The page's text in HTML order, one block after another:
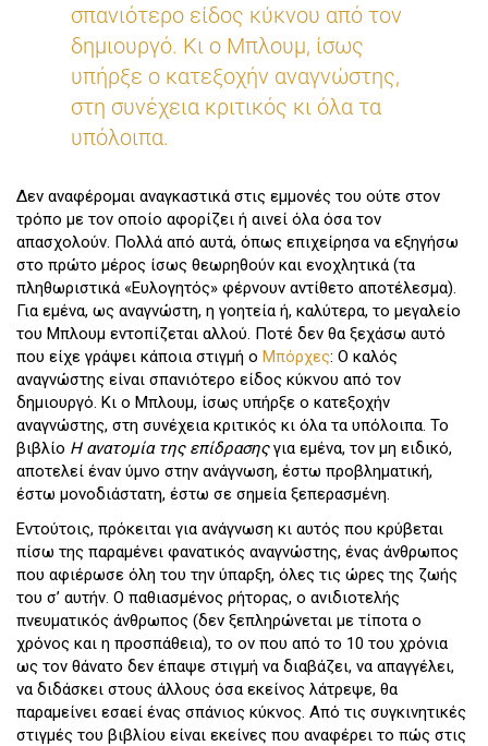
σπανιότερο είδος κύκνου από τον
δημιουργό. Κι ο Μπλουμ, ίσως
υπήρξε ο κατεξοχήν αναγνώστης,
στη συνέχεια κριτικός κι όλα τα
υπόλοιπα.
Δεν αναφέρομαι αναγκαστικά στις εμμονές του ούτε στον
τρόπο με τον οποίο αφορίζει ή αινεί όλα όσα τον
απασχολούν. Πολλά από αυτά, όπως επιχείρησα να εξηγήσω
στο πρώτο μέρος ίσως θεωρηθούν και ενοχλητικά (τα
πληθωριστικά «Ευλογητός» φέρνουν αντίθετο αποτέλεσμα).
Για εμένα, ως αναγνώστη, η γοητεία ή, καλύτερα, το μεγαλείο
του Μπλουμ εντοπίζεται αλλού. Ποτέ δεν θα ξεχάσω αυτό
που είχε γράψει κάποια στιγμή ο Μπόρχες: Ο καλός
αναγνώστης είναι σπανιότερο είδος κύκνου από τον
δημιουργό. Κι ο Μπλουμ, ίσως υπήρξε ο κατεξοχήν
αναγνώστης, στη συνέχεια κριτικός κι όλα τα υπόλοιπα. Το
βιβλίο Η ανατομία της επίδρασηςγια εμένα, τον μη ειδικό,
αποτελεί έναν ύμνο στην ανάγνωση, έστω προβληματική,
έστω μονοδιάστατη, έστω σε σημεία ξεπερασμένη.
Εντούτοις, πρόκειται για ανάγνωση κι αυτός που κρύβεται
πίσω της παραμένει φανατικός αναγνώστης, ένας άνθρωπος
που αφιέρωσε όλη του την ύπαρξη, όλες τις ώρες της ζωής
του σ’ αυτήν. Ο παθιασμένος ρήτορας, ο ανιδιοτελής
πνευματικός άνθρωπος (δεν ξεπληρώνεται με τίποτα ο
χρόνος και η προσπάθεια), το ον που από το 10 του χρόνια
ως τον θάνατο δεν έπαψε στιγμή να διαβάζει, να απαγγέλει,
να διδάσκει στους άλλους όσα εκείνος λάτρεψε, θα
παραμείνει εσαεί ένας σπάνιος κύκνος. Από τις συγκινητικές
στιγμές του βιβλίου είναι εκείνες που αναφέρει το πώς στις